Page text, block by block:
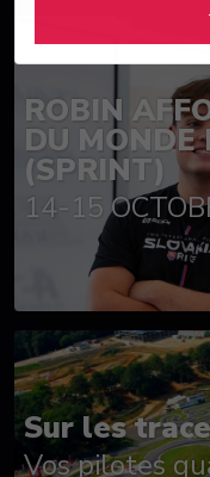
ROBIN
DU MONDE
(SPRINT)
14-15
Sur les
Vos pilotes